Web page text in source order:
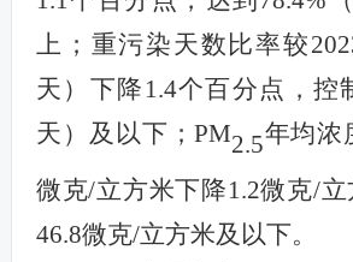
上；重污染天数比率较
天）下降1.4个百分点，控
天）及以下；PM2.5年均浓
微克/立方米下降1.2微克/
46.8微克/立方米及以下。